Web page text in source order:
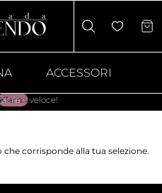
ACCESSORI
.e veloce!
corrisponde alla tua selezione.